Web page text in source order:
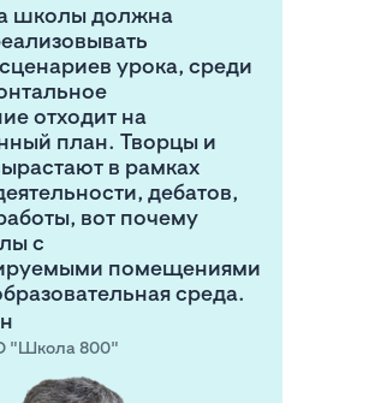
школы должна
урока, среди
отходит на
план. Творцы и
в рамках
дебатов,
вот почему
с
помещениями
среда.
"Школа 800"